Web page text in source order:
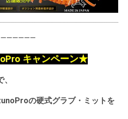
キャンペーン★
の硬式グラブ・ミットを